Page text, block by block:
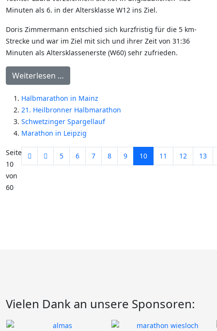
Minuten als 6. in der Altersklasse W12 ins Ziel.
Doris Zimmermann entschied sich kurzfristig für die 5 km-
Strecke und war im Ziel mit sich und ihrer Zeit von 31:36
Minuten als Altersklassenerste (W60) sehr zufrieden.
Weiterlesen …
Halbmarathon in Mainz
21. Heilbronner Halbmarathon
Schwetzinger Spargellauf
Marathon in Leipzig
Seite
10
von
60
5 6 7 8 9 10 11 12 13
Vielen Dank an unsere Sponsoren: